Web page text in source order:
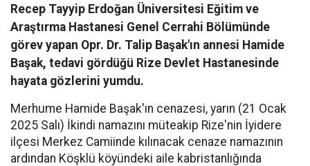
Recep Tayyip Erdoğan Üniversitesi Eğitim ve
Araştırma Hastanesi Genel Cerrahi Bölümünde
görev yapan Opr. Dr. Talip Başak'ın annesi Hamide
Başak, tedavi gördüğü Rize Devlet Hastanesinde
hayata gözlerini yumdu.
Merhume Hamide Başak'ın cenazesi, yarın (21 Ocak
2025 Salı) İkindi namazını müteakip Rize'nin İyidere
ilçesi Merkez Camiinde kılınacak cenaze namazının
ardından Köşklü köyündeki aile kabristanlığında